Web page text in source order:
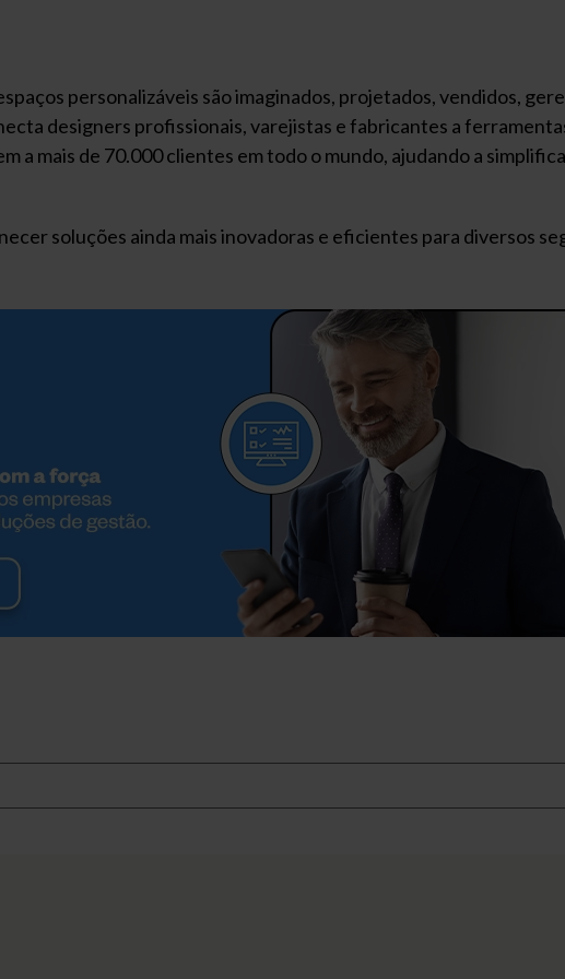
personalizáveis ​​são imaginados, projetados, vendidos,
designers profissionais, varejistas e fabricantes a
a mais de 70.000 clientes em todo o mundo, ajudando a
soluções ainda mais inovadoras e eficientes para diversos